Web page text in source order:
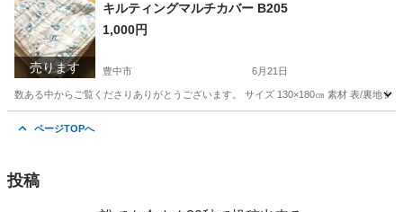
売ります
キルティングマルチカバー B205
1,000円
豊中市 6月21日
数ある中からご覧くださりありがとうございます。 サイズ 130×180㎝ 素材 表/裏地
ページTOPへ
投稿